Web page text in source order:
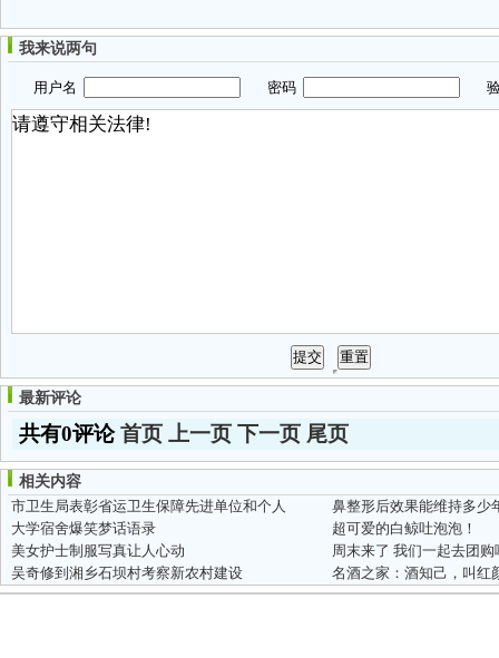
我来说两句
用户名 密码 验
最新评论
共有0评论首页 上一页 下一页 尾页
相关内容
市卫生局表彰省运卫生保障先进单位和个人
鼻整形后效果能维持多少
大学宿舍爆笑梦话语录
超可爱的白鲸吐泡泡！
美女护士制服写真让人心动
周末来了 我们一起去团购
吴奇修到湘乡石坝村考察新农村建设
名酒之家：酒知己，叫红